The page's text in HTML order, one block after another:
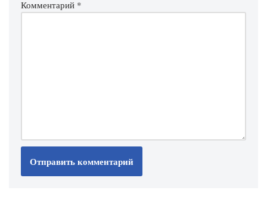
Комментарий *